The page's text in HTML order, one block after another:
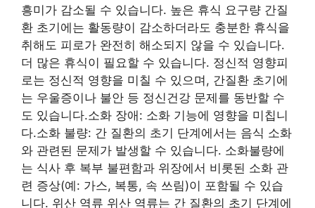
흥미가 감소될 수 있습니다. 높은 휴식 요구량 간질
환 초기에는 활동량이 감소하더라도 충분한 휴식을
취해도 피로가 완전히 해소되지 않을 수 있습니다.
더 많은 휴식이 필요할 수 있습니다. 정신적 영향피
로는 정신적 영향을 미칠 수 있으며, 간질환 초기에
는 우울증이나 불안 등 정신건강 문제를 동반할 수
도 있습니다.소화 장애: 소화 기능에 영향을 미칩니
다.소화 불량: 간 질환의 초기 단계에서는 음식 소화
와 관련된 문제가 발생할 수 있습니다. 소화불량에
는 식사 후 복부 불편함과 위장에서 비롯된 소화 관
련 증상(예: 가스, 복통, 속 쓰림)이 포함될 수 있습
니다. 위산 역류 위산 역류는 간 질환의 초기 단계에